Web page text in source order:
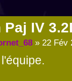
Paj IV
» 22 Fév